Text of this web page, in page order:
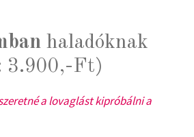
haladóknak
3.900,-Ft)
a lovaglást kipróbálni a